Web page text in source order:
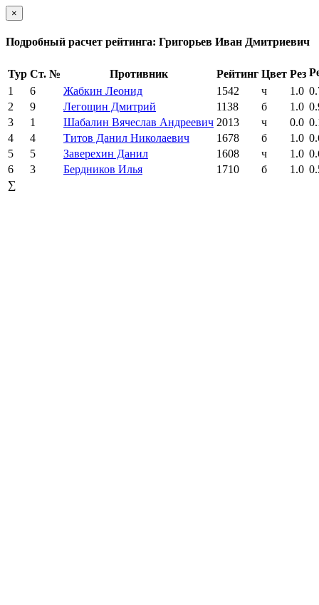
×
Подробный расчет рейтинга: Григорьев Иван Дмитриевич
Тур Ст. № Противник Рейтинг Цвет Рез
1
6 Жабкин Леонид 1542 ч 1.0
2
9 Легощин Дмитрий 1138 б 1.0
3
1 Шабалин Вячеслав Андреевич 2013 ч 0.0
4
4 Титов Данил Николаевич 1678 б 1.0
5
5 Заверехин Данил 1608 ч 1.0
6
3 Бердников Илья 1710 б 1.0
∑